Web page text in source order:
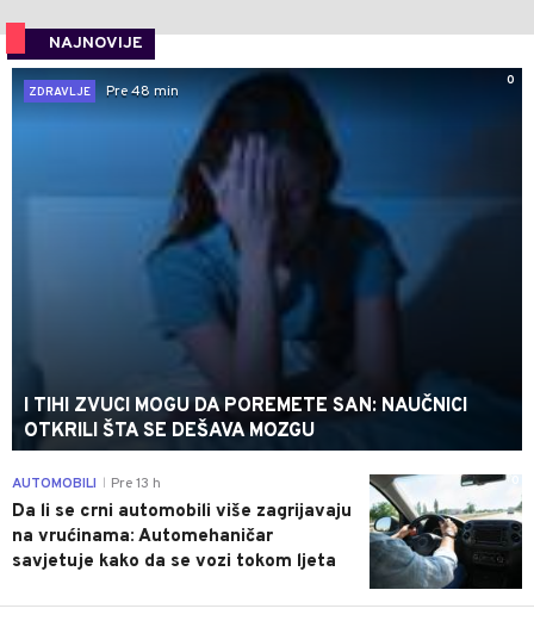
NAJNOVIJE
0
ZDRAVLJE
Pre 48 min
I TIHI ZVUCI MOGU DA POREMETE SAN: NAUČNICI
OTKRILI ŠTA SE DEŠAVA MOZGU
0
AUTOMOBILI Pre 13 h
Da li se crni automobili više zagrijavaju
na vrućinama: Automehaničar
savjetuje kako da se vozi tokom ljeta